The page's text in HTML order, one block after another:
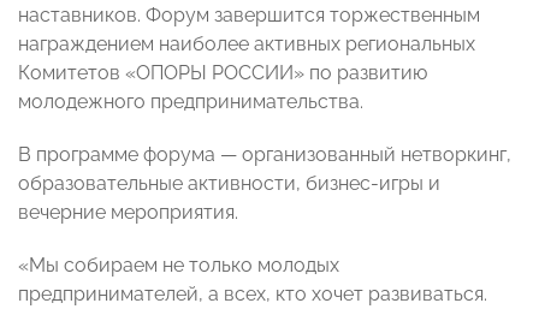
наставников. Форум завершится торжественным
награждением наиболее активных региональных
Комитетов «ОПОРЫ РОССИИ» по развитию
молодежного предпринимательства.
В программе форума — организованный нетворкинг,
образовательные активности, бизнес-игры и
вечерние мероприятия.
«Мы собираем не только молодых
предпринимателей, а всех, кто хочет развиваться.